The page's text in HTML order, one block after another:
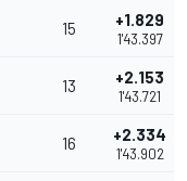
15 +1.829
1'43.397
13 +2.153
1'43.721
16 +2.334
1'43.902